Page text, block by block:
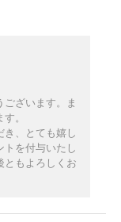
ざいます。ま
。
き、とても嬉し
トを付与いたし
ともよろしくお